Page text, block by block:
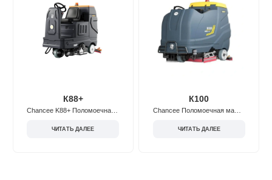
К88+
ЧИТАТЬ ДАЛЕЕ
К100
Chancee Поломоечная машина K100 с питанием от аккумулятора
ЧИТАТЬ ДАЛЕЕ